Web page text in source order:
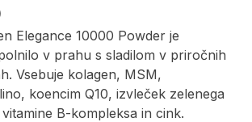
Elegance 10000 Powder je
v prahu s sladilom v priročnih
Vsebuje kolagen, MSM,
koencim Q10, izvleček zelenega
B-kompleksa in cink.